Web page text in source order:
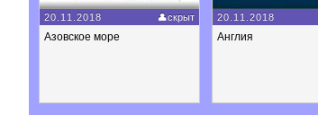
20.11.2018 скрыт
Азовское море
20.11.2018
Англия